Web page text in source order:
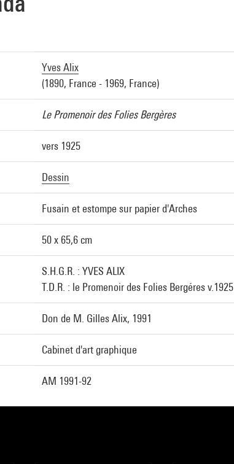
Yves Alix
(1890, France - 1969, France)
Le Promenoir des Folies Bergères
vers 1925
Dessin
Fusain et estompe sur papier d'Arches
50 x 65,6 cm
S.H.G.R. : YVES ALIX
T.D.R. : le Promenoir des Folies Bergéres v.1925
Don de M. Gilles Alix, 1991
Cabinet d'art graphique
AM 1991-92